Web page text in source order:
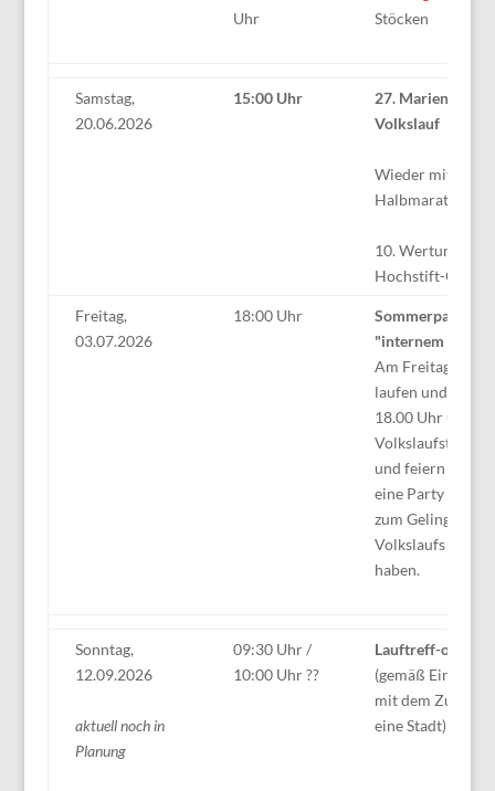
Uhr
Stöcken
Samstag,
20.06.2026
15:00 Uhr
27. Marienloher
Volkslauf
Wieder mit
Halbmarathon!
10.
Hochstift-Cup
Freitag,
03.07.2026
18:00 Uhr
Sommerparty mit
"internem
Am Freitag,
laufen und
18.00 Uhr unsere
und feiern
eine Party mit
zum Gelingen des
Volkslaufs
haben.
Sonntag,
12.09.2026
aktuell noch in
Planung
09:30 Uhr /
10:00 Uhr ??
Lauftreff-on-Tour
(gemäß
mit dem Zug
eine Stadt)